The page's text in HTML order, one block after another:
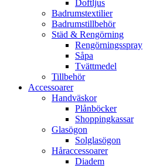
Doftljus
Badrumstextilier
Badrumstillbehör
Städ & Rengörning
Rengörningsspray
Såpa
Tvättmedel
Tillbehör
Accessoarer
Handväskor
Plånböcker
Shoppingkassar
Glasögon
Solglasögon
Håraccessoarer
Diadem